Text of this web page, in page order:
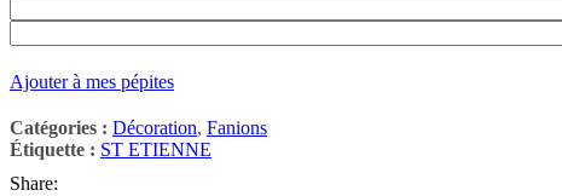
Ajouter à mes pépites
Catégories : Décoration, Fanions
Étiquette : ST ETIENNE
Share: